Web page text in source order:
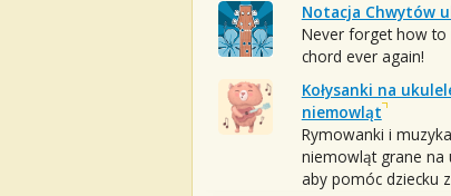
Notacja Chwytów
Never forget how to
chord ever again!
Kołysanki na
niemowląt
Rymowanki i
niemowląt grane na
aby pomóc dziecku